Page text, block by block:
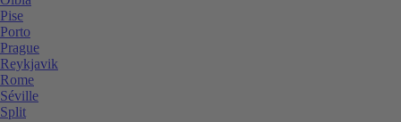
Pise
Porto
Prague
Reykjavik
Rome
Séville
Split